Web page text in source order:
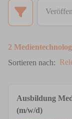
2
Sortieren nach:
Ausbildung
(m/w/d)